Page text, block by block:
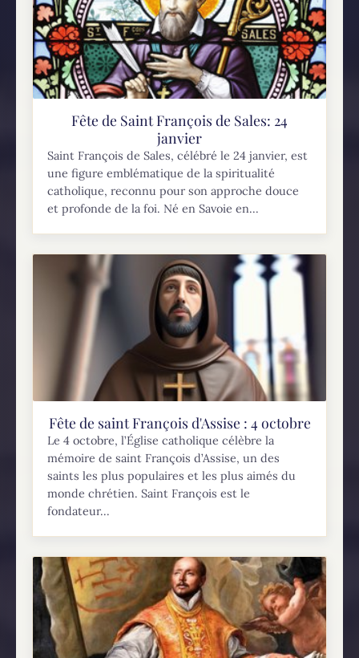
Fête de Saint François de Sales: 24
janvier
Saint François de Sales, célébré le 24 janvier, est
une figure emblématique de la spiritualité
catholique, reconnu pour son approche douce
et profonde de la foi. Né en Savoie en...
Fête de saint François d'Assise : 4 octobre
Le 4 octobre, l’Église catholique célèbre la
mémoire de saint François d’Assise, un des
saints les plus populaires et les plus aimés du
monde chrétien. Saint François est le
fondateur...